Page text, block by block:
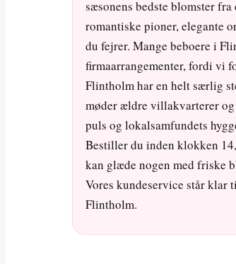
sæsonens bedste blomster
romantiske pioner, elegante
du fejrer. Mange beboere i
firmaarrangementer, fordi vi
Flintholm har en helt særlig
møder ældre villakvarterer
puls og lokalsamfundets
Bestiller du inden klokken
kan glæde nogen med friske
Vores kundeservice står klar
Flintholm.